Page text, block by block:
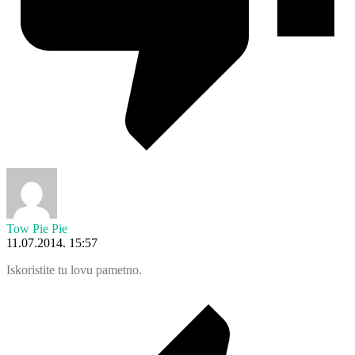
Tow Pie Pie
11.07.2014. 15:57
Iskoristite tu lovu pametno.